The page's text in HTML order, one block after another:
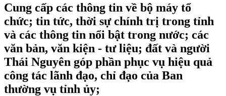
Cung cấp các thông tin về bộ máy tổ
chức; tin tức, thời sự chính trị trong tỉnh
và các thông tin nổi bật trong nước; các
văn bản, văn kiện - tư liệu; đất và người
Thái Nguyên góp phần phục vụ hiệu quả
công tác lãnh đạo, chỉ đạo của Ban
thường vụ tỉnh ủy;